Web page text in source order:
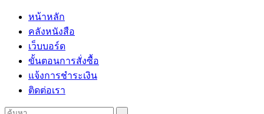
หน้าหลัก
คลังหนังสือ
เว็บบอร์ด
ขั้นตอนการสั่งซื้อ
แจ้งการชำระเงิน
ติดต่อเรา